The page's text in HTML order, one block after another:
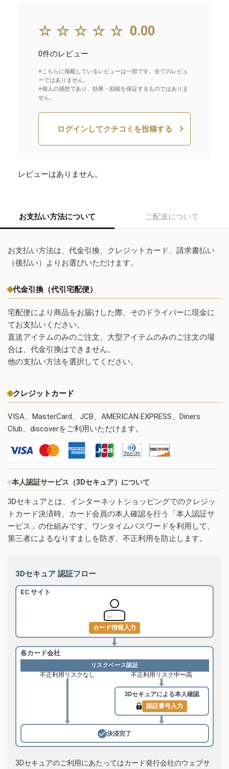
☆☆☆☆☆ 0.00
0件のレビュー
※こちらに掲載しているレビューは一部です。全てのレビュ
ーではありません。
※個人の感想であり、効果・効能を保証するものではありま
せん。
ログインしてクチコミを投稿する
レビューはありません。
お支払い方法について ご配送について
お支払い方法は、代金引換、クレジットカード、請求書払い
（後払い）よりお選びいただけます。
代金引換（代引宅配便）
宅配便により商品をお届けした際、そのドライバーに現金に
てお支払いください。
直送アイテムのみのご注文、大型アイテムのみのご注文の場
合は、代金引換はできません。
他の支払い方法を選択してください。
クレジットカード
VISA、MasterCard、JCB、AMERICAN EXPRESS、Diners
Club、discoverをご利用いただけます。
本人認証サービス（3Dセキュア）について
3Dセキュアとは、インターネットショッピングでのクレジッ
トカード決済時、カード会員の本人確認を行う「本人認証サ
ービス」の仕組みです。ワンタイムパスワードを利用して、
第三者によるなりすましを防ぎ、不正利用を防止します。
3Dセキュア 認証フロー
EC サイト
カード情報入力
各カード会社
リスクベース認証
不正利用リスクなし 不正利用リスク中〜高
3Dセキュアによる本人確認
認証番号入力
決済完了
3Dセキュアのご利用にあたってはカード発行会社のウェブサ